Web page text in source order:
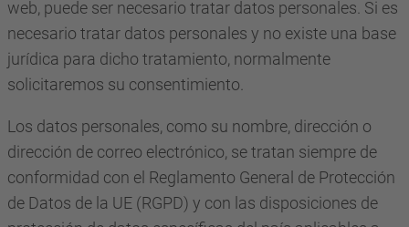
web, puede ser necesario tratar datos personales. Si es
necesario tratar datos personales y no existe una base
jurídica para dicho tratamiento, normalmente
solicitaremos su consentimiento.
Los datos personales, como su nombre, dirección o
dirección de correo electrónico, se tratan siempre de
conformidad con el Reglamento General de Protección
de Datos de la UE (RGPD) y con las disposiciones de